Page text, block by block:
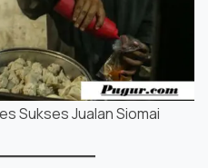
Sukses Jualan Siomai